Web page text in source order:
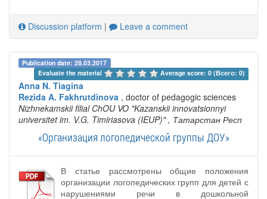
Discussion platform | Leave a comment
Publication date: 28.03.2017
Evaluate the material
Average score: 0 (Всего: 0)
Anna N. Tiagina
Rezida A. Fakhrutdinova , doctor of pedagogic sciences
Nizhnekamskii filial ChOU VO "Kazanskii innovatsionnyi
universitet im. V.G. Timiriasova (IEUP)" , Татарстан Респ
«Организация логопедической группы ДОУ»
В статье рассмотрены общие положения
организации логопедических групп для детей с
нарушениями речи в дошкольной